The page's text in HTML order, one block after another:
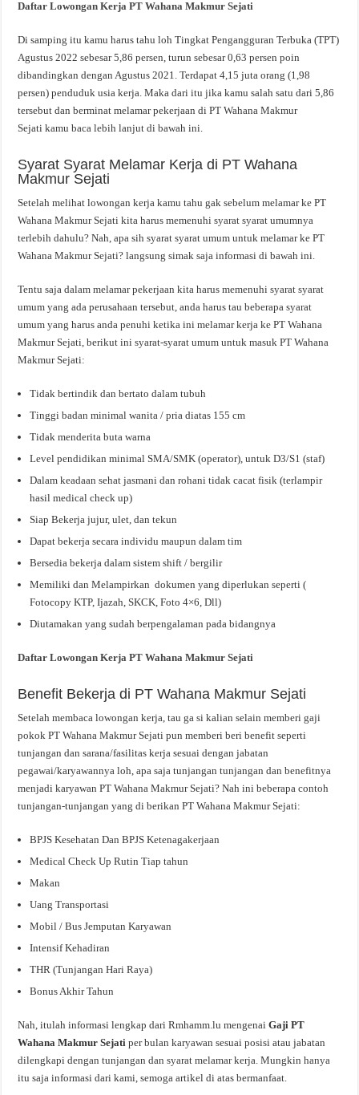
Daftar Lowongan Kerja PT Wahana Makmur Sejati
Di samping itu kamu harus tahu loh Tingkat Pengangguran Terbuka (TPT)
Agustus 2022 sebesar 5,86 persen, turun sebesar 0,63 persen poin
dibandingkan dengan Agustus 2021. Terdapat 4,15 juta orang (1,98
persen) penduduk usia kerja. Maka dari itu jika kamu salah satu dari 5,86
tersebut dan berminat melamar pekerjaan di PT Wahana Makmur
Sejati kamu baca lebih lanjut di bawah ini.
Syarat Syarat Melamar Kerja di PT Wahana
Makmur Sejati
Setelah melihat lowongan kerja kamu tahu gak sebelum melamar ke PT
Wahana Makmur Sejati kita harus memenuhi syarat syarat umumnya
terlebih dahulu? Nah, apa sih syarat syarat umum untuk melamar ke PT
Wahana Makmur Sejati? langsung simak saja informasi di bawah ini.
Tentu saja dalam melamar pekerjaan kita harus memenuhi syarat syarat
umum yang ada perusahaan tersebut, anda harus tau beberapa syarat
umum yang harus anda penuhi ketika ini melamar kerja ke PT Wahana
Makmur Sejati, berikut ini syarat-syarat umum untuk masuk PT Wahana
Makmur Sejati:
Tidak bertindik dan bertato dalam tubuh
Tinggi badan minimal wanita / pria diatas 155 cm
Tidak menderita buta warna
Level pendidikan minimal SMA/SMK (operator), untuk D3/S1 (staf)
Dalam keadaan sehat jasmani dan rohani tidak cacat fisik (terlampir
hasil medical check up)
Siap Bekerja jujur, ulet, dan tekun
Dapat bekerja secara individu maupun dalam tim
Bersedia bekerja dalam sistem shift / bergilir
Memiliki dan Melampirkan dokumen yang diperlukan seperti (
Fotocopy KTP, Ijazah, SKCK, Foto 4×6, Dll)
Diutamakan yang sudah berpengalaman pada bidangnya
Daftar Lowongan Kerja PT Wahana Makmur Sejati
Benefit Bekerja di PT Wahana Makmur Sejati
Setelah membaca lowongan kerja, tau ga si kalian selain memberi gaji
pokok PT Wahana Makmur Sejati pun memberi beri benefit seperti
tunjangan dan sarana/fasilitas kerja sesuai dengan jabatan
pegawai/karyawannya loh, apa saja tunjangan tunjangan dan benefitnya
menjadi karyawan PT Wahana Makmur Sejati? Nah ini beberapa contoh
tunjangan-tunjangan yang di berikan PT Wahana Makmur Sejati:
BPJS Kesehatan Dan BPJS Ketenagakerjaan
Medical Check Up Rutin Tiap tahun
Makan
Uang Transportasi
Mobil / Bus Jemputan Karyawan
Intensif Kehadiran
THR (Tunjangan Hari Raya)
Bonus Akhir Tahun
Nah, itulah informasi lengkap dari Rmhamm.lu mengenaiGaji PT
Wahana Makmur Sejatiper bulan karyawan sesuai posisi atau jabatan
dilengkapi dengan tunjangan dan syarat melamar kerja. Mungkin hanya
itu saja informasi dari kami, semoga artikel di atas bermanfaat.